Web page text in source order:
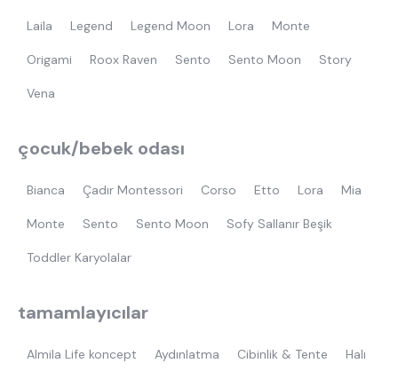
Laila Legend Legend Moon Lora Monte
Origami Roox Raven Sento Sento Moon Story
Vena
çocuk/bebek odası
Bianca Çadır Montessori Corso Etto Lora Mia
Monte Sento Sento Moon Sofy Sallanır Beşik
Toddler Karyolalar
tamamlayıcılar
Almila Life koncept Aydınlatma Cibinlik & Tente Halı